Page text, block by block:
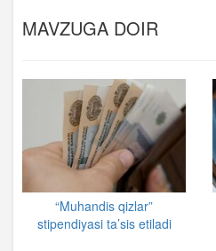
MAVZUGA DOIR
“Muhandis qizlar”
stipendiyasi ta’sis etiladi